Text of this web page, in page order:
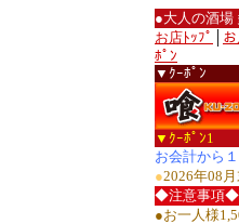
●大人の酒場
お店ﾄｯﾌﾟ
ﾎﾟﾝ
▼ｸｰﾎﾟﾝ
▼ｸｰﾎﾟﾝ1
お会計から
●2026年08
◆注意事項◆
●お一人様